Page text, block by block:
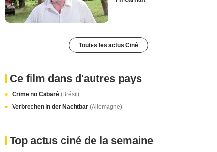
Toutes les actus Ciné
Ce film dans d'autres pays
Crime no Cabaré (Brésil)
Verbrechen in der Nachtbar (Allemagne)
Top actus ciné de la semaine